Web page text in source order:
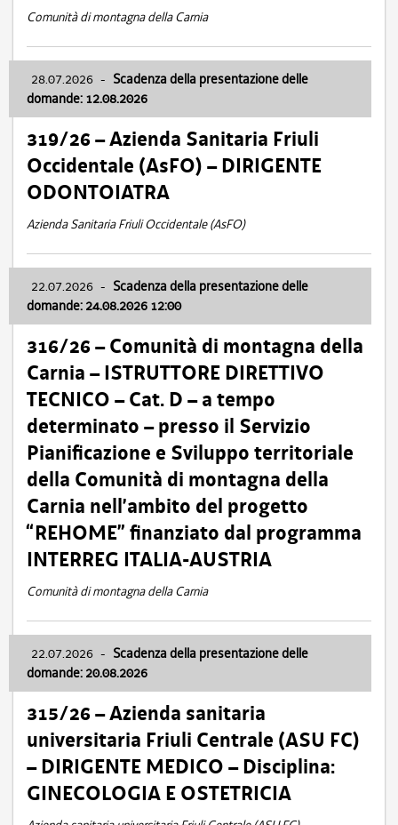
Comunità di montagna della Carnia
28.07.2026 - Scadenza della presentazione delle
domande: 12.08.2026
319/26 – Azienda Sanitaria Friuli
Occidentale (AsFO) – DIRIGENTE
ODONTOIATRA
Azienda Sanitaria Friuli Occidentale (AsFO)
22.07.2026 - Scadenza della presentazione delle
domande: 24.08.2026 12:00
316/26 – Comunità di montagna della
Carnia – ISTRUTTORE DIRETTIVO
TECNICO – Cat. D – a tempo
determinato – presso il Servizio
Pianificazione e Sviluppo territoriale
della Comunità di montagna della
Carnia nell’ambito del progetto
“REHOME” finanziato dal programma
INTERREG ITALIA-AUSTRIA
Comunità di montagna della Carnia
22.07.2026 - Scadenza della presentazione delle
domande: 20.08.2026
315/26 – Azienda sanitaria
universitaria Friuli Centrale (ASU FC)
– DIRIGENTE MEDICO – Disciplina:
GINECOLOGIA E OSTETRICIA